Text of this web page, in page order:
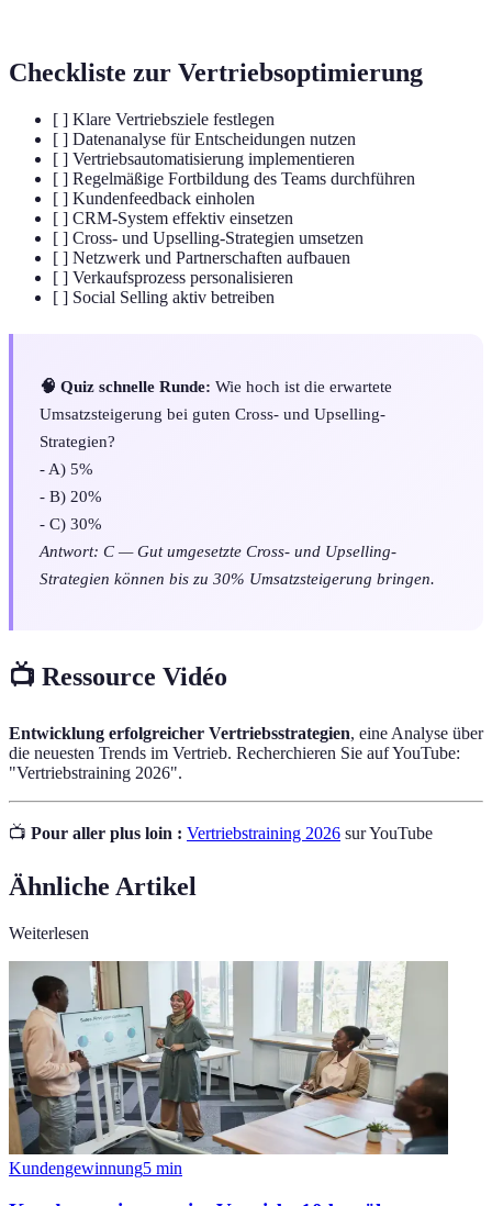
Checkliste zur Vertriebsoptimierung
[ ] Klare Vertriebsziele festlegen
[ ] Datenanalyse für Entscheidungen nutzen
[ ] Vertriebsautomatisierung implementieren
[ ] Regelmäßige Fortbildung des Teams durchführen
[ ] Kundenfeedback einholen
[ ] CRM-System effektiv einsetzen
[ ] Cross- und Upselling-Strategien umsetzen
[ ] Netzwerk und Partnerschaften aufbauen
[ ] Verkaufsprozess personalisieren
[ ] Social Selling aktiv betreiben
🧠 Quiz schnelle Runde: Wie hoch ist die erwartete
Umsatzsteigerung bei guten Cross- und Upselling-
Strategien?
- A) 5%
- B) 20%
- C) 30%
Antwort: C — Gut umgesetzte Cross- und Upselling-
Strategien können bis zu 30% Umsatzsteigerung bringen.
📺 Ressource Vidéo
Entwicklung erfolgreicher Vertriebsstrategien, eine Analyse über
die neuesten Trends im Vertrieb. Recherchieren Sie auf YouTube:
"Vertriebstraining 2026".
📺 Pour aller plus loin : Vertriebstraining 2026 sur YouTube
Ähnliche Artikel
Weiterlesen
Kundengewinnung5 min